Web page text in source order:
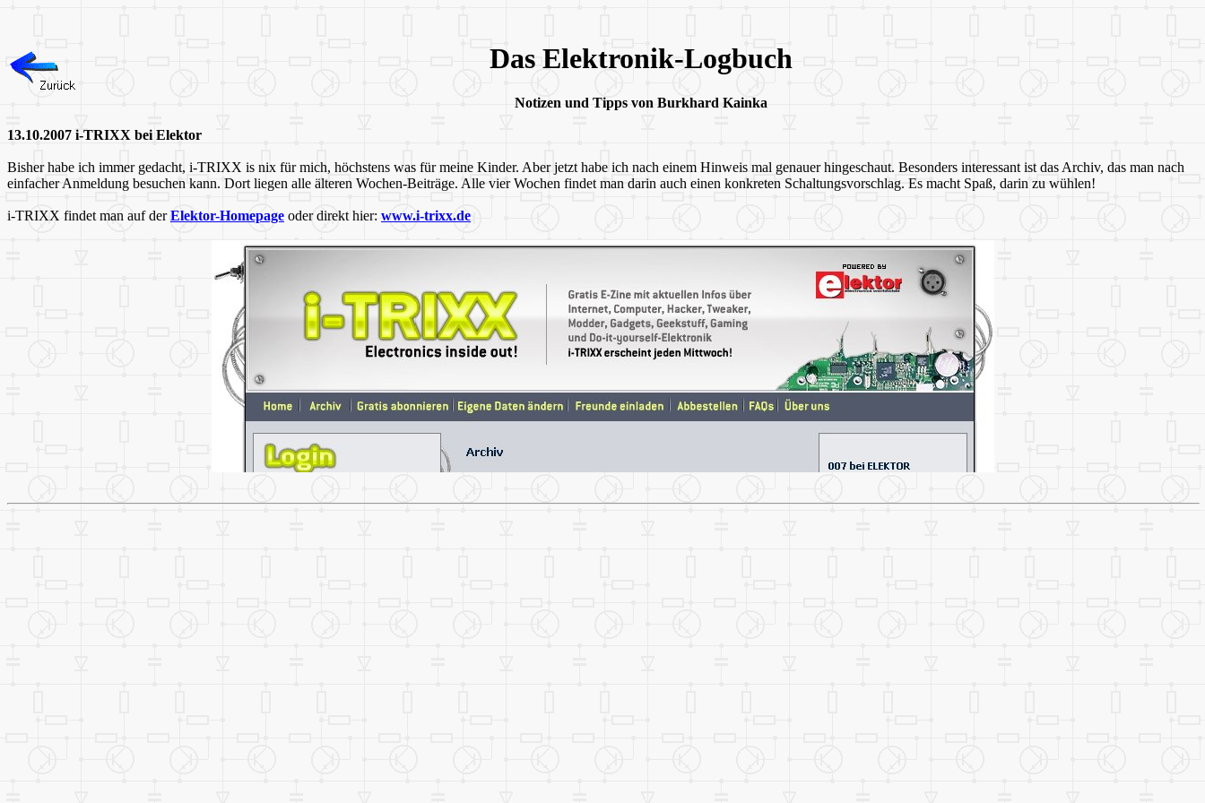
Das Elektronik-Logbuch
Notizen und Tipps von Burkhard Kainka
13.10.2007 i-TRIXX bei Elektor
Bisher habe ich immer gedacht, i-TRIXX is nix für mich, höchstens was für meine Kinder. Aber jetzt habe ich nach einem Hinweis mal genauer hingeschaut. Besonders interessant ist das Archiv, das man nach
einfacher Anmeldung besuchen kann. Dort liegen alle älteren Wochen-Beiträge. Alle vier Wochen findet man darin auch einen konkreten Schaltungsvorschlag. Es macht Spaß, darin zu wühlen!
i-TRIXX findet man auf derElektor-Homepage oder direkt hier: www.i-trixx.de